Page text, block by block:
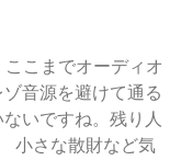
こまでオーディオ
音源を避けて通る
いですね。残り人
小さな散財など気